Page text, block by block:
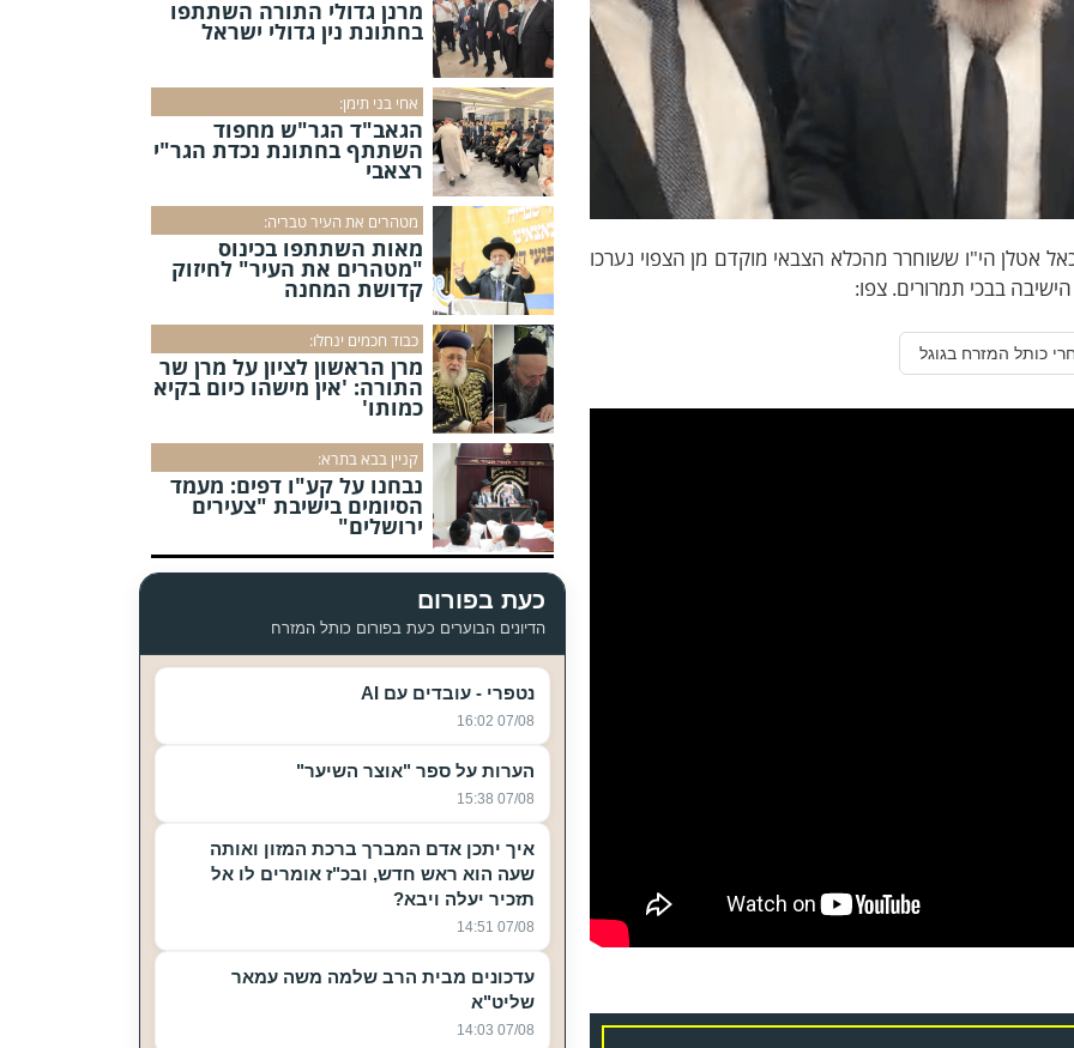
אטלן הי"ו ששוחרר מהכלא הצבאי מוקדם מן הצפוי נערכו
בבכי תמרורים. צפו:
כותל המזרח בגוגל
מרנן גדולי התורה השתתפו
בחתונת נין גדולי ישראל
אחי בני תימן:
הגאב"ד הגר"ש מחפוד
השתתף בחתונת נכדת הגר"י
רצאבי
מטהרים את העיר טבריה:
מאות השתתפו בכינוס
"מטהרים את העיר" לחיזוק
קדושת המחנה
כבוד חכמים ינחלו:
מרן הראשון לציון על מרן שר
התורה: 'אין מישהו כיום בקיא
כמותו'
קניין בבא בתרא:
נבחנו על קע"ו דפים: מעמד
הסיומים בישיבת "צעירים
ירושלים"
כעת בפורום
הדיונים הבוערים כעת בפורום כותל המזרח
נטפרי - עובדים עם AI
07/08 16:02
הערות על ספר "אוצר השיער"
07/08 15:38
איך יתכן אדם המברך ברכת המזון ואותה
שעה הוא ראש חדש, ובכ"ז אומרים לו אל
תזכיר יעלה ויבא?
07/08 14:51
עדכונים מבית הרב שלמה משה עמאר
שליט"א
07/08 14:03